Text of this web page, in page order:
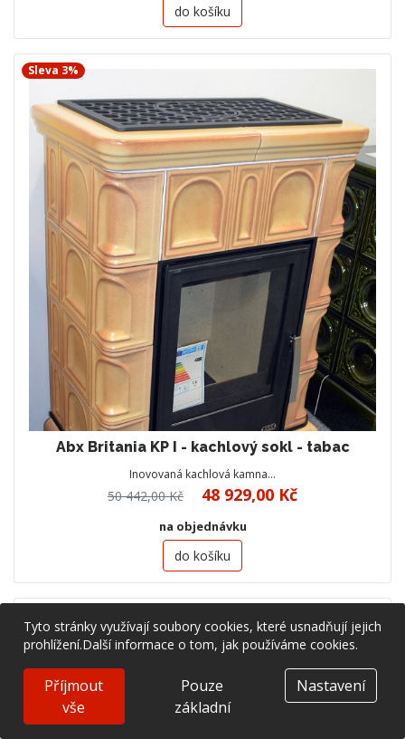
do košíku
Sleva 3%
Abx Britania KP I - kachlový sokl - tabac
Inovovaná kachlová kamna…
50 442,00 Kč 48 929,00 Kč
na objednávku
do košíku
Tyto stránky využívají soubory cookies, které usnadňují jejich
prohlížení.Další informace o tom, jak používáme cookies.
Příjmout
vše
Pouze
základní
Nastavení